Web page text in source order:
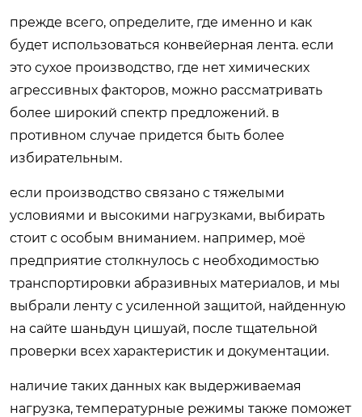
прежде всего, определите, где именно и как
будет использоваться конвейерная лента. если
это сухое производство, где нет химических
агрессивных факторов, можно рассматривать
более широкий спектр предложений. в
противном случае придется быть более
избирательным.
если производство связано с тяжелыми
условиями и высокими нагрузками, выбирать
стоит с особым вниманием. например, моё
предприятие столкнулось с необходимостью
транспортировки абразивных материалов, и мы
выбрали ленту с усиленной защитой, найденную
на сайте шаньдун цишуай, после тщательной
проверки всех характеристик и документации.
наличие таких данных как выдерживаемая
нагрузка, температурные режимы также поможет